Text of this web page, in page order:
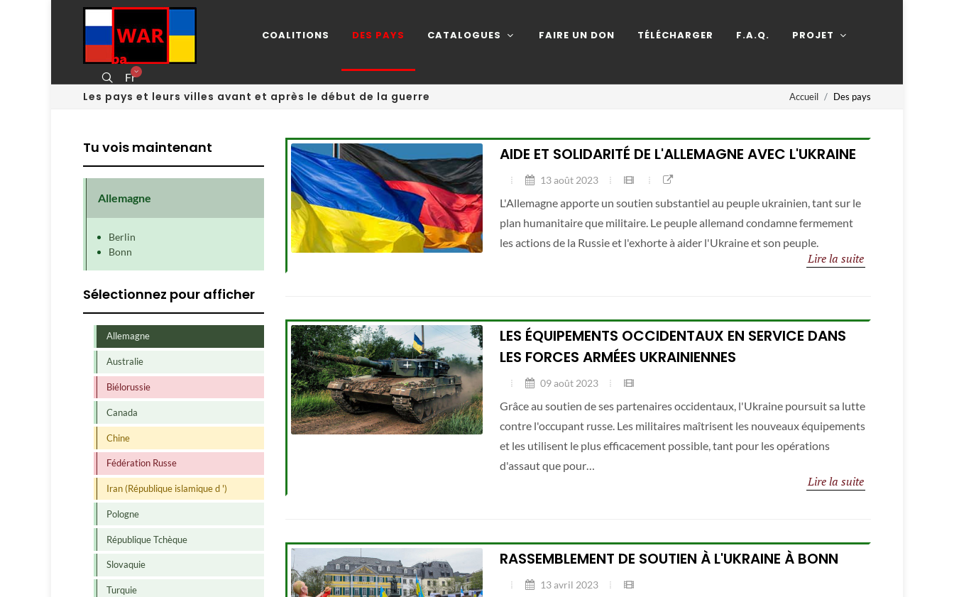
Fr
COALITIONS DES PAYS CATALOGUES FAIRE UN DON TÉLÉCHARGER F.A.Q. PROJET
Les pays et leurs villes avant et après le début de la guerre Accueil Des pays
Tu vois maintenant
Allemagne
Berlin
Bonn
Sélectionnez pour afficher
Allemagne
Australie
Biélorussie
Canada
Chine
Fédération Russe
Iran (République islamique d ')
Pologne
République Tchèque
Slovaquie
Turquie
AIDE ET SOLIDARITÉ DE L'ALLEMAGNE AVEC L'UKRAINE
13 août 2023
L'Allemagne apporte un soutien substantiel au peuple ukrainien, tant sur le
plan humanitaire que militaire. Le peuple allemand condamne fermement
les actions de la Russie et l'exhorte à aider l'Ukraine et son peuple.
Lire la suite
LES ÉQUIPEMENTS OCCIDENTAUX EN SERVICE DANS
LES FORCES ARMÉES UKRAINIENNES
09 août 2023
Grâce au soutien de ses partenaires occidentaux, l'Ukraine poursuit sa lutte
contre l'occupant russe. Les militaires maîtrisent les nouveaux équipements
et les utilisent le plus efficacement possible, tant pour les opérations
d'assaut que pour…
Lire la suite
RASSEMBLEMENT DE SOUTIEN À L'UKRAINE À BONN
13 avril 2023